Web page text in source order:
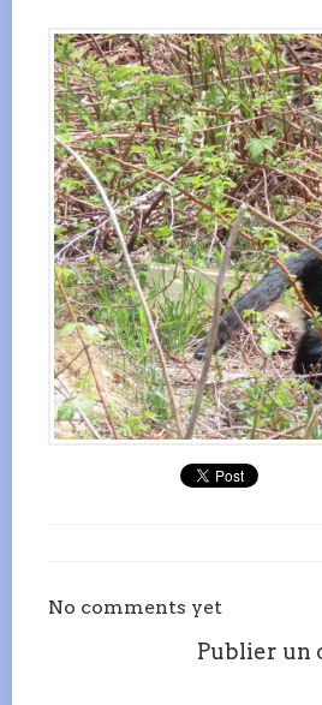
No comments yet
Publier un